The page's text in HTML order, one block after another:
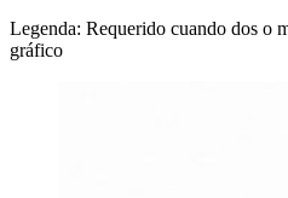
Legenda: Requerido cuando dos o
gráfico